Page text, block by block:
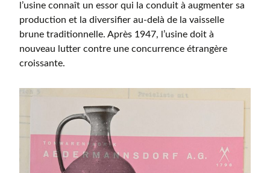
l’usine connaît un essor qui la conduit à augmenter sa
production et la diversifier au-delà de la vaisselle
brune traditionnelle. Après 1947, l’usine doit à
nouveau lutter contre une concurrence étrangère
croissante.